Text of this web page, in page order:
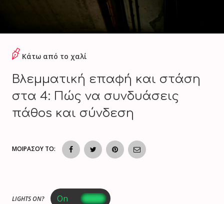
Κάτω από το χαλί
Βλεμματική επαφή και στάση
στα 4: Πώς να συνδυάσεις
πάθos και σύνδεση
ΜΟΙΡΑΣΟΥ ΤΟ:
LIGHTS ON?